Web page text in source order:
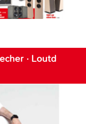
· Loutd